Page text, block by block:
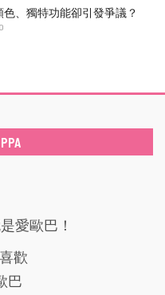
色、獨特功能卻引發爭議？
愛歐巴！
歡
巴